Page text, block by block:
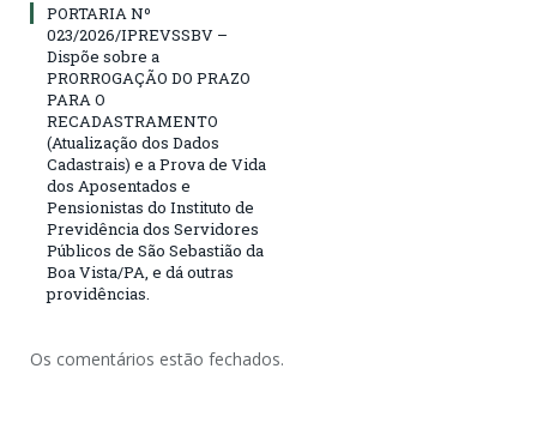
PORTARIA Nº
023/2026/IPREVSSBV –
Dispõe sobre a
PRORROGAÇÃO DO PRAZO
PARA O
RECADASTRAMENTO
(Atualização dos Dados
Cadastrais) e a Prova de Vida
dos Aposentados e
Pensionistas do Instituto de
Previdência dos Servidores
Públicos de São Sebastião da
Boa Vista/PA, e dá outras
providências.
Os comentários estão fechados.